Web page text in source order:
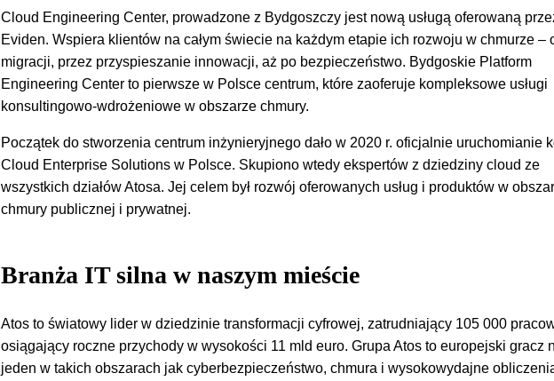
Cloud Engineering Center, prowadzone z Bydgoszczy jest nową usługą oferowaną
Eviden. Wspiera klientów na całym świecie na każdym etapie ich rozwoju w chmurze –
migracji, przez przyspieszanie innowacji, aż po bezpieczeństwo. Bydgoskie Platform
Engineering Center to pierwsze w Polsce centrum, które zaoferuje kompleksowe usługi
konsultingowo-wdrożeniowe w obszarze chmury.
Początek do stworzenia centrum inżynieryjnego dało w 2020 r. oficjalnie uruchomianie
Cloud Enterprise Solutions w Polsce. Skupiono wtedy ekspertów z dziedziny cloud ze
wszystkich działów Atosa. Jej celem był rozwój oferowanych usług i produktów w
chmury publicznej i prywatnej.
Branża IT silna w naszym mieście
Atos to światowy lider w dziedzinie transformacji cyfrowej, zatrudniający 105 000
osiągający roczne przychody w wysokości 11 mld euro. Grupa Atos to europejski gracz
jeden w takich obszarach jak cyberbezpieczeństwo, chmura i wysokowydajne